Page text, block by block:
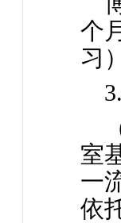
个
习
室
一
依